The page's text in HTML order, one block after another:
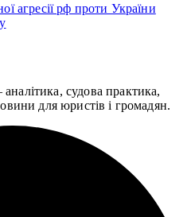
агресії рф проти України
судова практика,
для юристів і громадян.